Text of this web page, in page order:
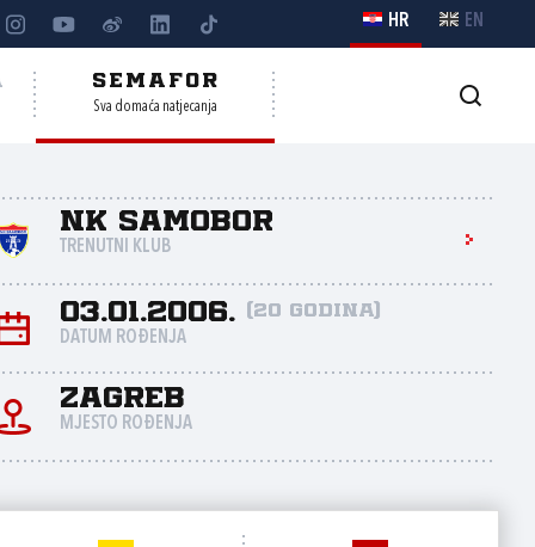
HR EN
SEMAFOR
Sva domaća natjecanja
NK Samobor
TRENUTNI KLUB
03.01.2006. (20 godina)
DATUM ROĐENJA
Zagreb
MJESTO ROĐENJA